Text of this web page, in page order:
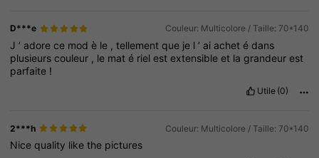
D***e Couleur: Multicolore / Taille: 70*140
J’ adorece modè le ,tellementque je l’ ai achetédans
plusieurscouleur , le maté rielestextensibleet lagrandeurest
parfaite !
Utile (0)
2***h Couleur: Multicolore / Taille: 70*140
Nicequality likethe pictures